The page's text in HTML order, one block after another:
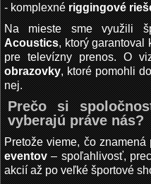
- komplexnériggingové
Na mieste sme využili
Acoustics, ktorý garantoval
pre televízny prenos. O
obrazovky, ktoré pomohli
nej.
Prečo si
vyberajú práve nás?
Pretože vieme, čo znamená
eventov– spoľahlivosť,
akcií až po veľké športové